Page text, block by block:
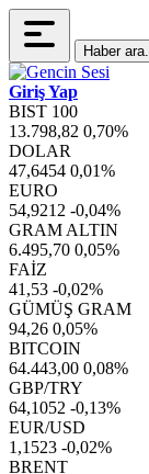
Haber
Giriş Yap
BIST 100
13.798,82 0,70%
DOLAR
47,6454 0,01%
EURO
54,9212 -0,04%
GRAM ALTIN
6.495,70 0,05%
FAİZ
41,53 -0,02%
GÜMÜŞ GRAM
94,26 0,05%
BITCOIN
64.443,00 0,08%
GBP/TRY
64,1052 -0,13%
EUR/USD
1,1523 -0,02%
BRENT